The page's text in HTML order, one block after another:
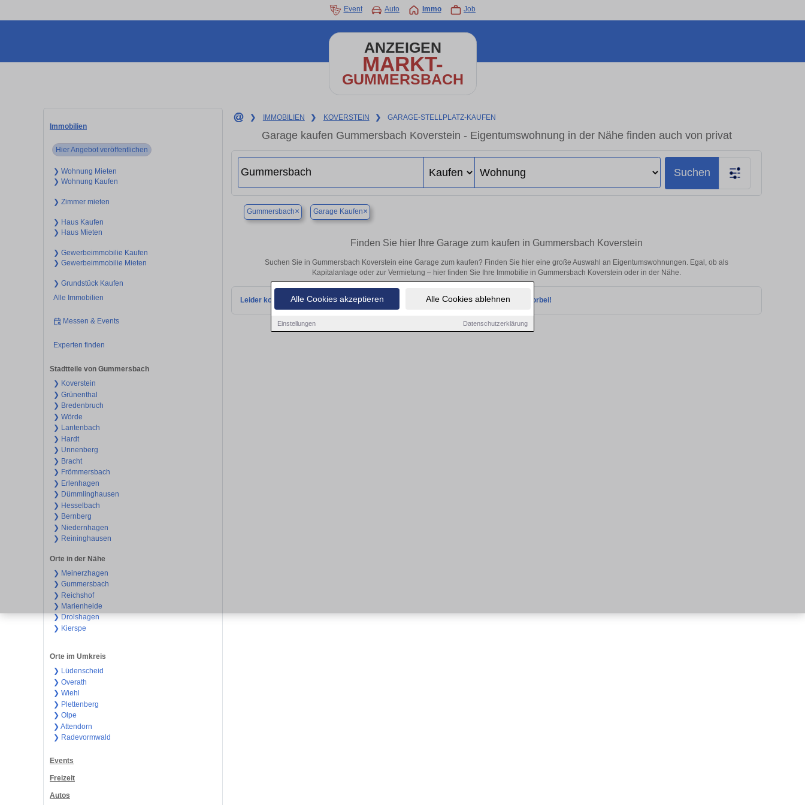
Alle Cookies akzeptieren Alle Cookies ablehnen
Einstellungen Datenschutzerklärung
Event Auto Immo Job
ANZEIGEN
MARKT-
GUMMERSBACH
Immobilien
Hier Angebot veröffentlichen
❯ Wohnung Mieten
❯ Wohnung Kaufen
❯ Zimmer mieten
❯ Haus Kaufen
❯ Haus Mieten
❯ Gewerbeimmobilie Kaufen
❯ Gewerbeimmobilie Mieten
❯ Grundstück Kaufen
Alle Immobilien
Messen & Events
Experten finden
Stadtteile von Gummersbach
❯ Koverstein
❯ Grünenthal
❯ Bredenbruch
❯ Wörde
❯ Lantenbach
❯ Hardt
❯ Unnenberg
❯ Bracht
❯ Frömmersbach
❯ Erlenhagen
❯ Dümmlinghausen
❯ Hesselbach
❯ Bernberg
❯ Niedernhagen
❯ Reininghausen
Orte in der Nähe
❯ Meinerzhagen
❯ Gummersbach
❯ Reichshof
❯ Marienheide
❯ Drolshagen
❯ Kierspe
Orte im Umkreis
❯ Lüdenscheid
❯ Overath
❯ Wiehl
❯ Plettenberg
❯ Olpe
❯ Attendorn
❯ Radevormwald
Events
Freizeit
Autos
❯ IMMOBILIEN ❯ KOVERSTEIN ❯ GARAGE-STELLPLATZ-KAUFEN
Garage kaufen Gummersbach Koverstein - Eigentumswohnung in der Nähe finden auch von privat
Suchen
Gummersbach× Garage Kaufen×
Finden Sie hier Ihre Garage zum kaufen in Gummersbach Koverstein
Suchen Sie in Gummersbach Koverstein eine Garage zum kaufen? Finden Sie hier eine große Auswahl an Eigentumswohnungen. Egal, ob als
Kapitalanlage oder zur Vermietung – hier finden Sie Ihre Immobilie in Gummersbach Koverstein oder in der Nähe.
Leider konnten wir derzeit keine passenden Objekte finden. Schauen Sie bald wieder vorbei!